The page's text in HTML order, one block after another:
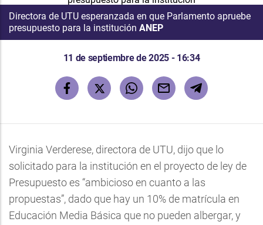
Directora de UTU esperanzada en que Parlamento apruebe
presupuesto para la institución ANEP
11 de septiembre de 2025 - 16:34
Virginia Verderese, directora de UTU, dijo que lo
solicitado para la institución en el proyecto de ley de
Presupuesto es “ambicioso en cuanto a las
propuestas”, dado que hay un 10% de matrícula en
Educación Media Básica que no pueden albergar, y